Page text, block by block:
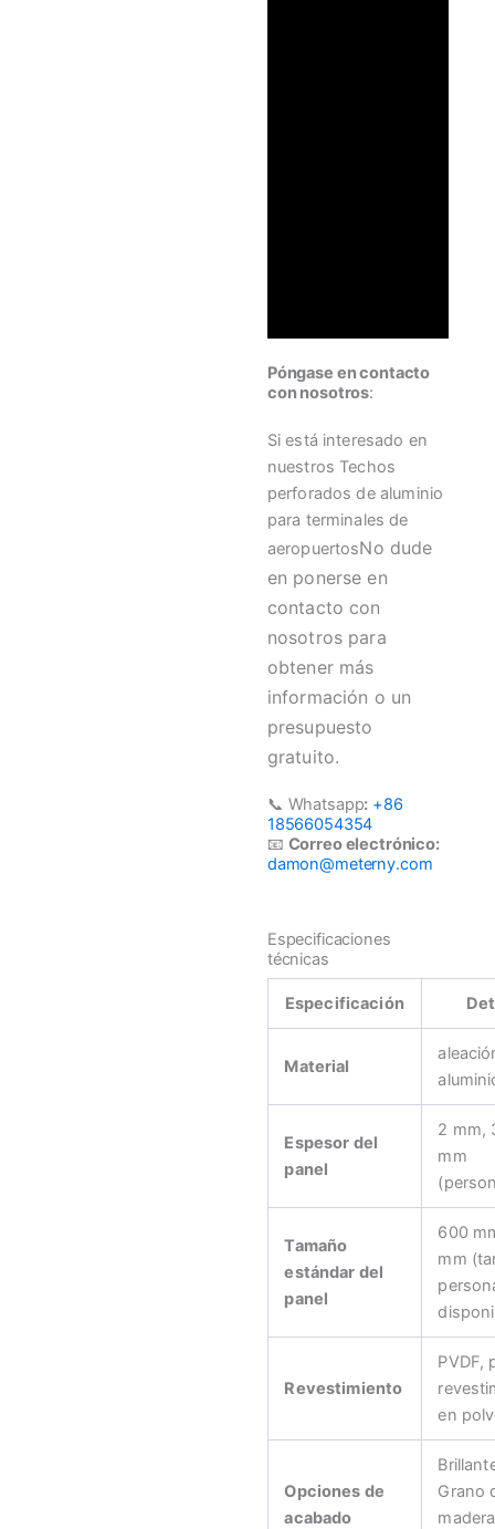
Póngase en contacto
con nosotros:
Si está interesado en
nuestros Techos
perforados de aluminio
para terminales de
aeropuertosNo dude
en ponerse en
contacto con
nosotros para
obtener más
información o un
presupuesto
gratuito.
📞 Whatsapp: +86
18566054354
📧 Correo electrónico:
damon@meterny.com
Especificaciones
técnicas
Especificación
Material
Espesor del
panel
2 mm,
mm
Tamaño
estándar del
panel
600
mm
Revestimiento
PVDF,
en
Opciones de
acabado
Grano